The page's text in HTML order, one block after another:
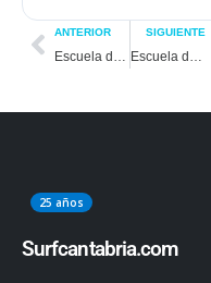
ANTERIOR
Escuela de Surf Buena Onda
SIGUIENTE
Escuela de Surf Ris
25 años
Surfcantabria.com